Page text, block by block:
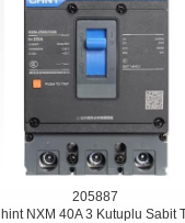
205887
NXM 40A 3 Kutuplu Sabit